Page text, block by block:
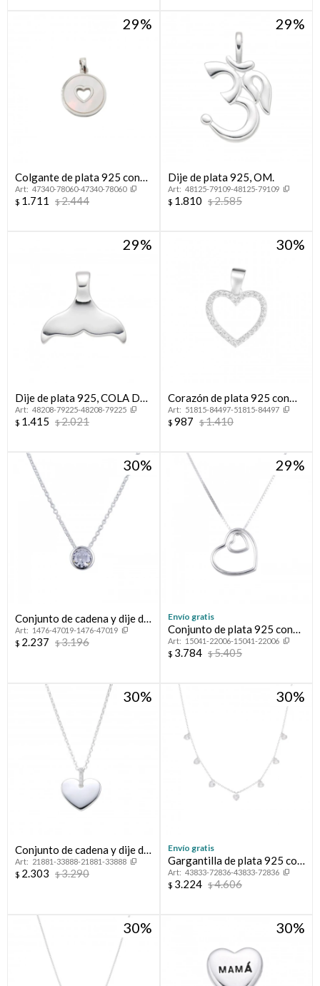
29
Colgante de plata 925 con
nácar, CORAZÓN.
47340-78060-47340-78060
$ 1.711 $2.444
29
Dije de plata 925, OM.
48125-79109-48125-79109
$ 1.810 $2.585
29
Dije de plata 925, COLA DE
BALLENA.
48208-79225-48208-79225
$ 1.415 $2.021
30
Corazón de plata 925 con
circonias.
51815-84497-51815-84497
$ 987 $1.410
30
Conjunto de cadena y dije de
plata 925 rodinada, PUNTO
DE LUZ.
1476-47019-1476-47019
$ 2.237 $3.196
29
Envío gratis
Conjunto de plata 925 con
dije, AMORE MIO.
15041-22006-15041-22006
$ 3.784 $5.405
30
Conjunto de cadena y dije de
plata 925, CORAZÓN.
21881-33888-21881-33888
$ 2.303 $3.290
30
Envío gratis
Gargantilla de plata 925 con
Corazones de cristal.
43833-72836-43833-72836
$ 3.224 $4.606
30 30